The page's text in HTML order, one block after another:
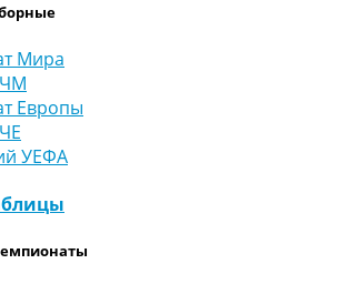
Мира
Европы
УЕФА